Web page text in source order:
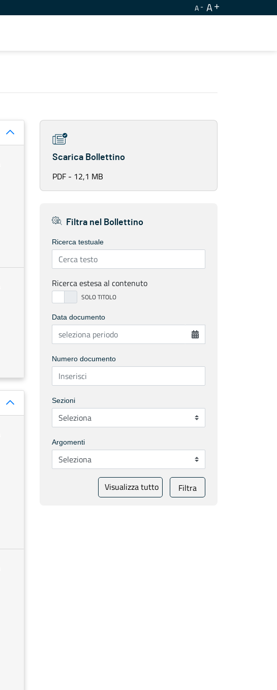
A A
Scarica Bollettino
PDF - 12,1 MB
Filtra nel Bollettino
Ricerca testuale
Ricerca estesa al contenuto
Data documento
Numero documento
Sezioni
Argomenti
Visualizza tutto Filtra